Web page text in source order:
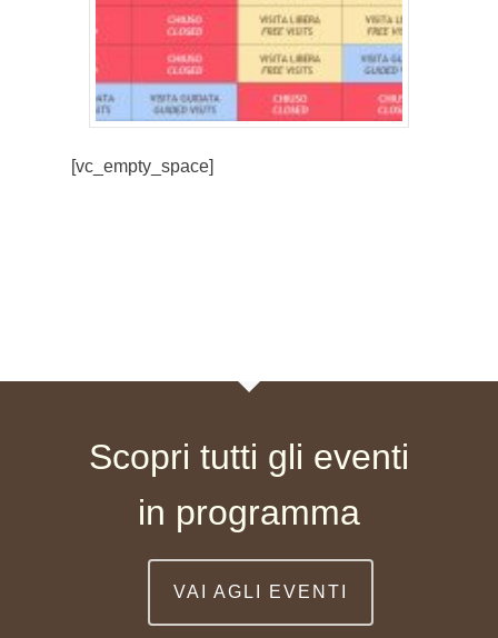
[vc_empty_space]
Scopri tutti gli eventi
in programma
VAI AGLI EVENTI